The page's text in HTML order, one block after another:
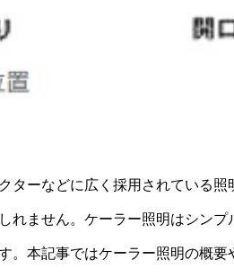
ターなどに広く採用されている照
れません。ケーラー照明はシンプ
。本記事ではケーラー照明の概要